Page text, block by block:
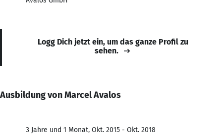
Logg Dich jetzt ein, um das ganze Profil zu
sehen.
Ausbildung von Marcel Avalos
3 Jahre und 1 Monat, Okt. 2015 - Okt. 2018